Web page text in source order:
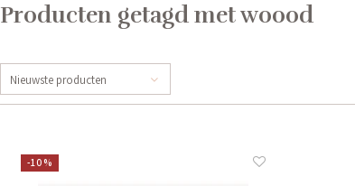
Producten getagd met woood
Nieuwste producten
-10%